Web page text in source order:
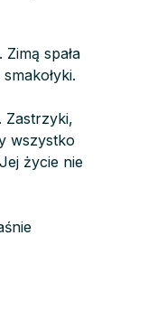
spała
Zastrzyki,
wszystko
życie nie